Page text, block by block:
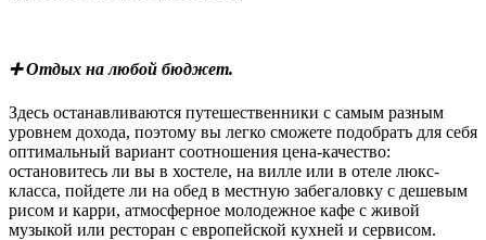
➕ Отдых на любой бюджет.
Здесь останавливаются путешественники с самым разным
уровнем дохода, поэтому вы легко сможете подобрать для себя
оптимальный вариант соотношения цена-качество:
остановитесь ли вы в хостеле, на вилле или в отеле люкс-
класса, пойдете ли на обед в местную забегаловку с дешевым
рисом и карри, атмосферное молодежное кафе с живой
музыкой или ресторан с европейской кухней и сервисом.